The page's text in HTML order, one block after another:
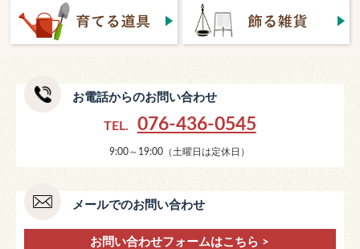
お電話からのお問い合わせ
TEL. 076-436-0545
9:00～19:00（土曜日は定休日）
メールでのお問い合わせ
お問い合わせフォームはこちら >